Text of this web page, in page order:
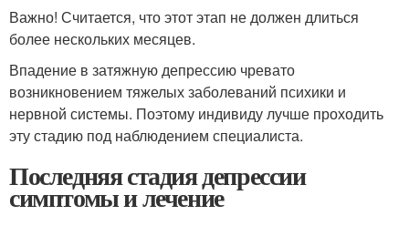
Важно! Считается, что этот этап не должен длиться
более нескольких месяцев.
Впадение в затяжную депрессию чревато
возникновением тяжелых заболеваний психики и
нервной системы. Поэтому индивиду лучше проходить
эту стадию под наблюдением специалиста.
Последняя стадия депрессии
симптомы и лечение